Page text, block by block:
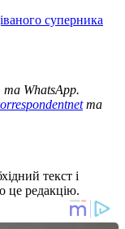
суперника
та WhatsApp.
та
текст і
це редакцію.